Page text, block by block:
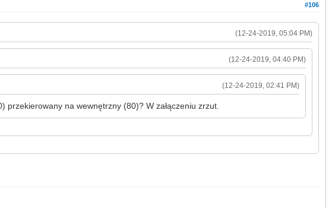
#106
(12-24-2019, 05:04 PM)
(12-24-2019, 04:40 PM)
(12-24-2019, 02:41 PM)
na wewnętrzny (80)? W załączeniu zrzut.